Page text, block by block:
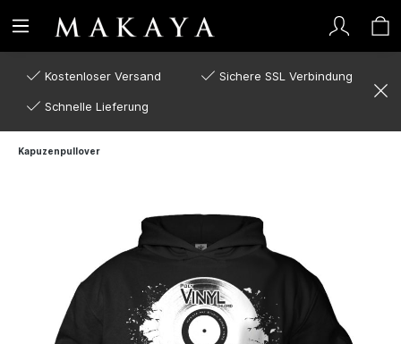
Kostenloser Versand Sichere SSL Verbindung
Schnelle Lieferung
Kapuzenpullover